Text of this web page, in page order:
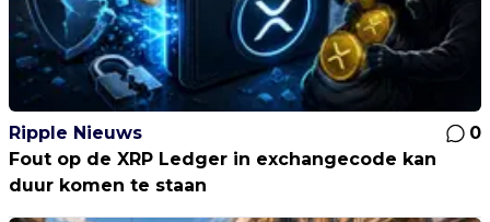
Ripple Nieuws
0
Fout op de XRP Ledger in exchangecode kan
duur komen te staan